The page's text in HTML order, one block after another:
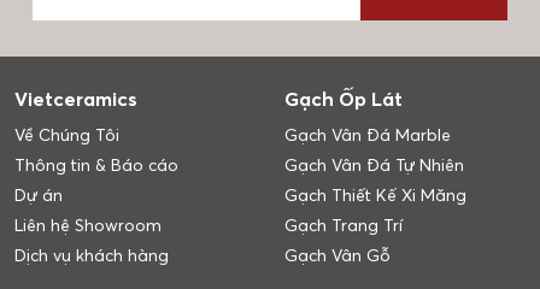
Vietceramics
Về Chúng Tôi
Thông tin & Báo cáo
Dự án
Liên hệ Showroom
Dịch vụ khách hàng
Gạch Ốp Lát
Gạch Vân Đá Marble
Gạch Vân Đá Tự Nhiên
Gạch Thiết Kế Xi Măng
Gạch Trang Trí
Gạch Vân Gỗ